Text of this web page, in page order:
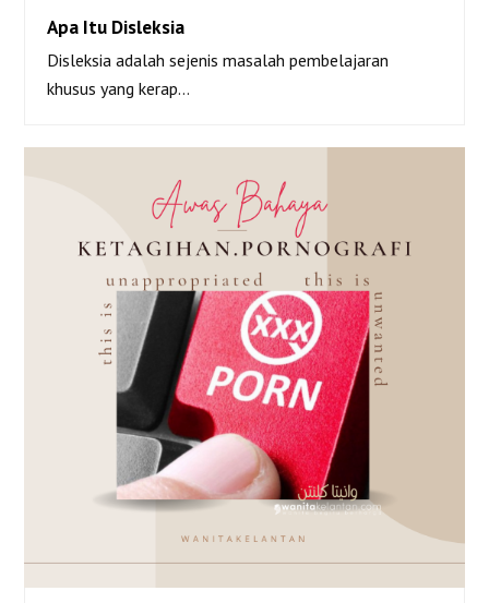
Apa Itu Disleksia
Apa Itu Disleksia
Disleksia adalah sejenis masalah pembelajaran
khusus yang kerap…